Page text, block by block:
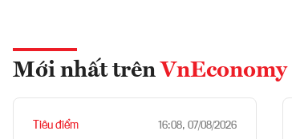
Mới nhất trên VnEconomy
Tiêu điểm 16:08, 07/08/2026